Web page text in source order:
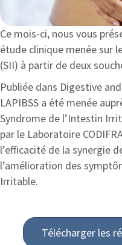
Ce mois-ci, nous vous
étude clinique menée sur
(SII) à partir de deux
Publiée dans Digestive
LAPIBSS a été menée
Syndrome de l’Intestin
par le Laboratoire
l’efficacité de la synergie
l’amélioration des
Irritable.
Télécharger les